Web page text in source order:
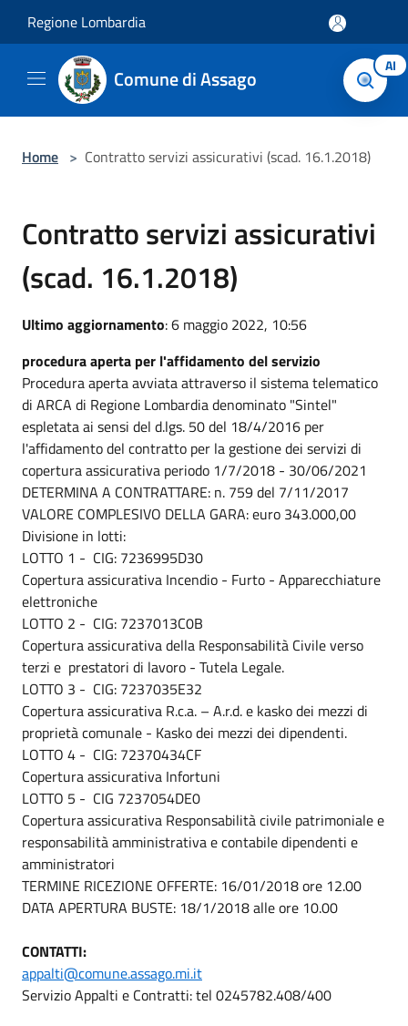
Regione Lombardia
Comune di Assago AI
Home > Contratto servizi assicurativi (scad. 16.1.2018)
Contratto servizi assicurativi
(scad. 16.1.2018)
Ultimo aggiornamento: 6 maggio 2022, 10:56
procedura aperta per l'affidamento del servizio
Procedura aperta avviata attraverso il sistema telematico
di ARCA di Regione Lombardia denominato "Sintel"
espletata ai sensi del d.lgs. 50 del 18/4/2016 per
l'affidamento del contratto per la gestione dei servizi di
copertura assicurativa periodo 1/7/2018 - 30/06/2021
DETERMINA A CONTRATTARE: n. 759 del 7/11/2017
VALORE COMPLESIVO DELLA GARA: euro 343.000,00
Divisione in lotti:
LOTTO 1 - CIG: 7236995D30
Copertura assicurativa Incendio - Furto - Apparecchiature
elettroniche
LOTTO 2 - CIG: 7237013C0B
Copertura assicurativa della Responsabilità Civile verso
terzi e prestatori di lavoro - Tutela Legale.
LOTTO 3 - CIG: 7237035E32
Copertura assicurativa R.c.a. – A.r.d. e kasko dei mezzi di
proprietà comunale - Kasko dei mezzi dei dipendenti.
LOTTO 4 - CIG: 72370434CF
Copertura assicurativa Infortuni
LOTTO 5 - CIG 7237054DE0
Copertura assicurativa Responsabilità civile patrimoniale e
responsabilità amministrativa e contabile dipendenti e
amministratori
TERMINE RICEZIONE OFFERTE: 16/01/2018 ore 12.00
DATA APERTURA BUSTE: 18/1/2018 alle ore 10.00
CONTATTI:
appalti@comune.assago.mi.it
Servizio Appalti e Contratti: tel 0245782.408/400